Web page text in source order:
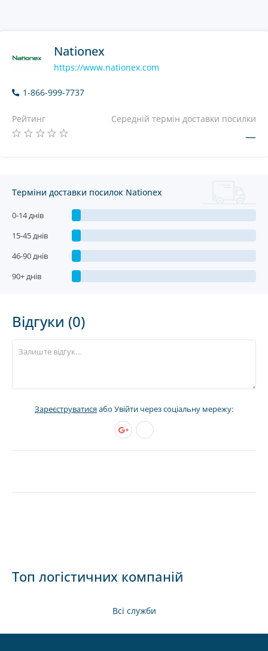
Nationex
https://www.nationex.com
1-866-999-7737
Рейтинг Середній термін доставки посилки
—
Терміни доставки посилок Nationex
0-14 днів
15-45 днів
46-90 днів
90+ днів
Відгуки (0)
Зареєструватисяабо Увійти через соціальну мережу:
Топ логістичних компаній
Всі служби